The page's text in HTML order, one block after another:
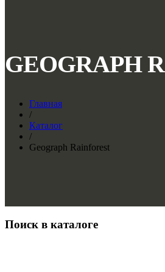
GEOGRAPH
Главная
/
Каталог
/
Geograph Rainforest
Поиск в каталоге